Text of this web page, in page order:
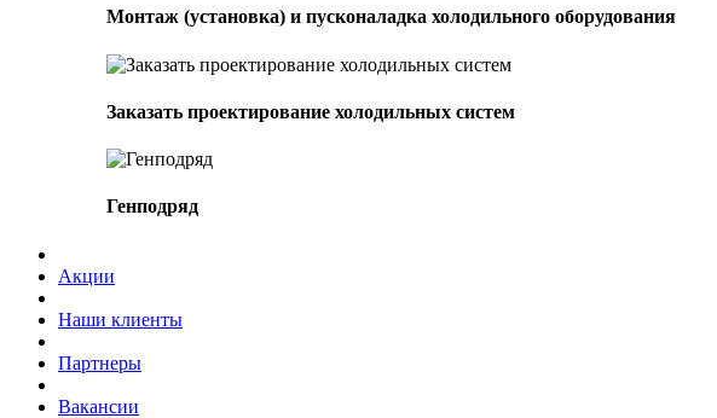
Монтаж (установка) и пусконаладка холодильного оборудования
Заказать проектирование холодильных систем
Генподряд
Акции
Наши клиенты
Партнеры
Вакансии